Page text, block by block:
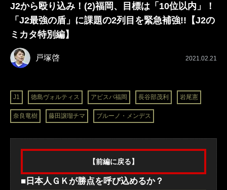
J2から殴り込み！(2)福岡、目標は「10位以内」！
「J2最強の盾」に課題の2列目を緊急補強!!【J2の
ミカタ特別編】
戸塚啓 2021.02.21
J1 徳島ヴォルティス アビスパ福岡 長谷部茂利 岩尾憲
奈良竜樹 藤田譲瑠チマ ブルーノ・メンデス
【前編に戻る】
■日本人ＧＫが勝点を呼び込めるか？